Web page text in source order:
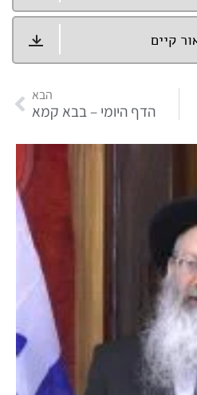
קיים
הבא
הדף היומי – בבא קמא